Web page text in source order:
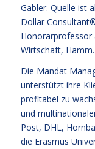
Gabler. Quelle ist
Dollar
Honorarprofessor
Wirtschaft, Hamm.
Die Mandat
unterstützt ihre
profitabel zu
und
Post, DHL,
die Erasmus